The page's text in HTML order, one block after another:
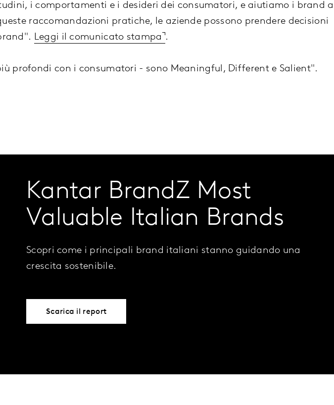
i comportamenti e i desideri dei consumatori, e aiutiamo i brand a
raccomandazioni pratiche, le aziende possono prendere decisioni
Leggi il comunicato stampa .
profondi con i consumatori - sono Meaningful, Different e Salient".
Kantar BrandZ Most
Valuable Italian Brands
Scopri come i principali brand italiani stanno guidando una
crescita sostenibile.
Scarica il report